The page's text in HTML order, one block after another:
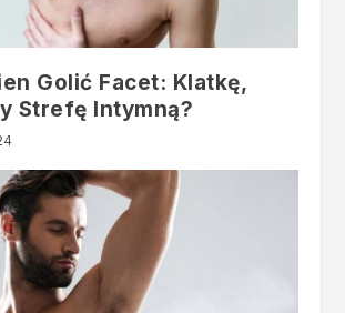
Golić Facet: Klatkę,
Strefę Intymną?